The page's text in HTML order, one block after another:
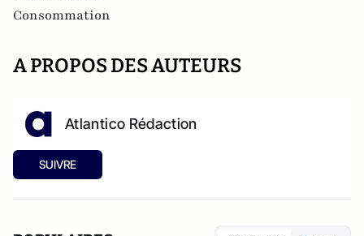
Consommation
A PROPOS DES AUTEURS
Atlantico Rédaction
SUIVRE